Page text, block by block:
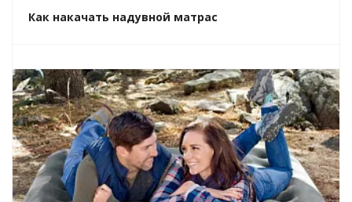
Как накачать надувной матрас